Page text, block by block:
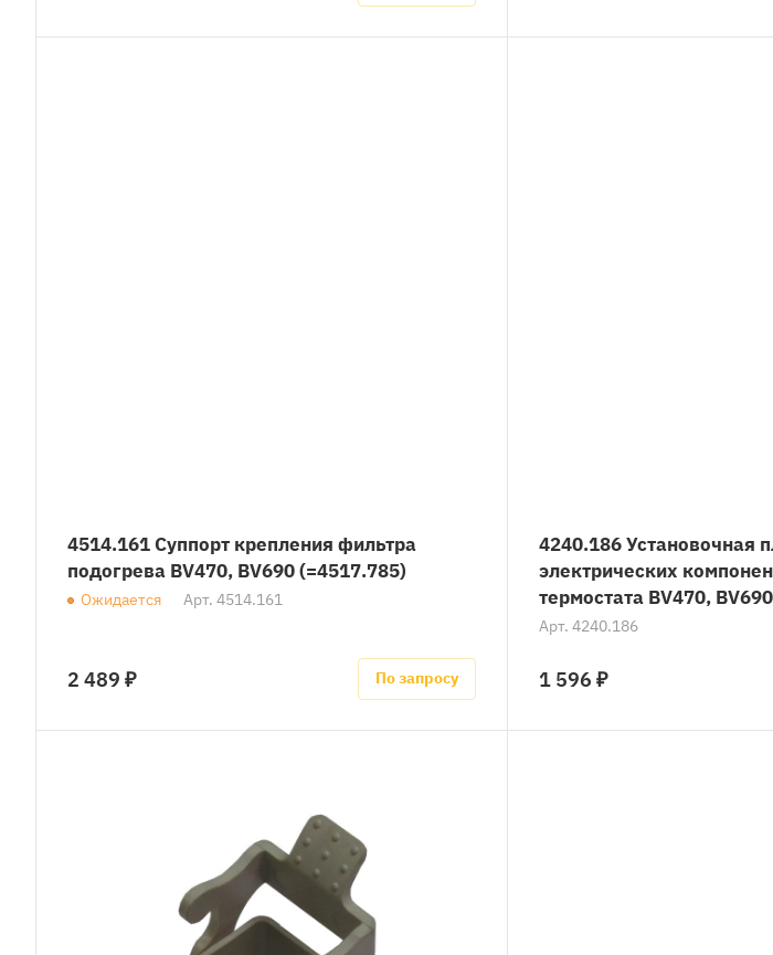
4514.161 Суппорт крепления фильтра
подогрева BV470, BV690 (=4517.785)
Ожидается Арт. 4514.161
2 489 ₽ По запросу
4240.186 Установочная
электрических
термостата BV470, BV690
Арт. 4240.186
1 596 ₽